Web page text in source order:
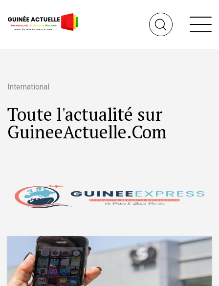
International
Toute l'actualité sur
GuineeActuelle.Com